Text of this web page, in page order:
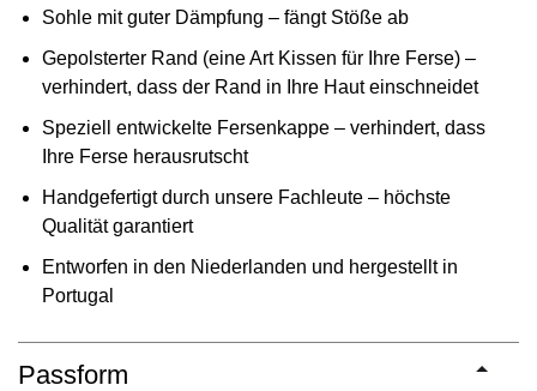
Sohle mit guter Dämpfung – fängt Stöße ab
Gepolsterter Rand (eine Art Kissen für Ihre Ferse) –
verhindert, dass der Rand in Ihre Haut einschneidet
Speziell entwickelte Fersenkappe – verhindert, dass
Ihre Ferse herausrutscht
Handgefertigt durch unsere Fachleute – höchste
Qualität garantiert
Entworfen in den Niederlanden und hergestellt in
Portugal
Passform